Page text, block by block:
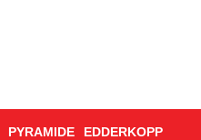
PYRAMIDE EDDERKOPP